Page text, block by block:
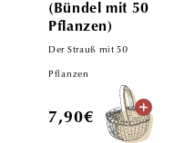
(Bündel mit 50
Pflanzen)
Der Strauß mit 50
Pflanzen
Normaler
7,90€